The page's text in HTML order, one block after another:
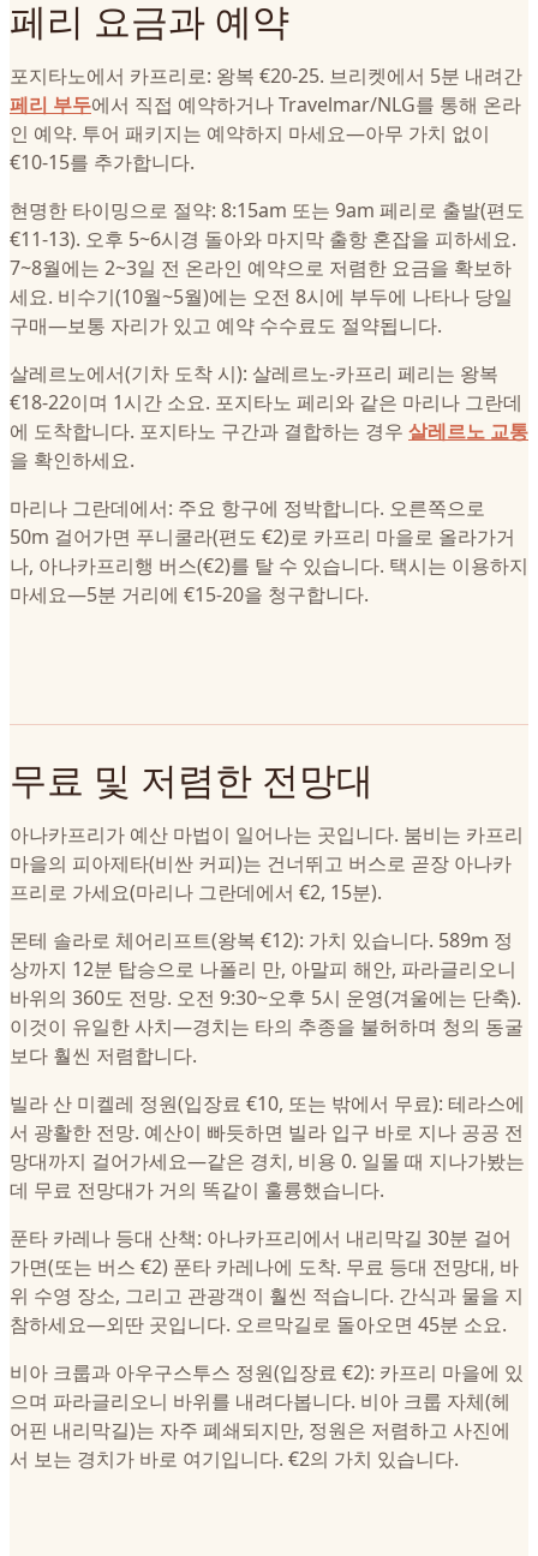
페리 요금과 예약
포지타노에서 카프리로: 왕복 €20-25. 브리켓에서 5분 내려간
페리 부두에서 직접 예약하거나 Travelmar/NLG를 통해 온라
인 예약. 투어 패키지는 예약하지 마세요—아무 가치 없이
€10-15를 추가합니다.
현명한 타이밍으로 절약: 8:15am 또는 9am 페리로 출발(편도
€11-13). 오후 5~6시경 돌아와 마지막 출항 혼잡을 피하세요.
7~8월에는 2~3일 전 온라인 예약으로 저렴한 요금을 확보하
세요. 비수기(10월~5월)에는 오전 8시에 부두에 나타나 당일
구매—보통 자리가 있고 예약 수수료도 절약됩니다.
살레르노에서(기차 도착 시): 살레르노-카프리 페리는 왕복
€18-22이며 1시간 소요. 포지타노 페리와 같은 마리나 그란데
에 도착합니다. 포지타노 구간과 결합하는 경우 살레르노 교통
을 확인하세요.
마리나 그란데에서: 주요 항구에 정박합니다. 오른쪽으로
50m 걸어가면 푸니쿨라(편도 €2)로 카프리 마을로 올라가거
나, 아나카프리행 버스(€2)를 탈 수 있습니다. 택시는 이용하지
마세요—5분 거리에 €15-20을 청구합니다.
무료 및 저렴한 전망대
아나카프리가 예산 마법이 일어나는 곳입니다. 붐비는 카프리
마을의 피아제타(비싼 커피)는 건너뛰고 버스로 곧장 아나카
프리로 가세요(마리나 그란데에서 €2, 15분).
몬테 솔라로 체어리프트(왕복 €12): 가치 있습니다. 589m 정
상까지 12분 탑승으로 나폴리 만, 아말피 해안, 파라글리오니
바위의 360도 전망. 오전 9:30~오후 5시 운영(겨울에는 단축).
이것이 유일한 사치—경치는 타의 추종을 불허하며 청의 동굴
보다 훨씬 저렴합니다.
빌라 산 미켈레 정원(입장료 €10, 또는 밖에서 무료): 테라스에
서 광활한 전망. 예산이 빠듯하면 빌라 입구 바로 지나 공공 전
망대까지 걸어가세요—같은 경치, 비용 0. 일몰 때 지나가봤는
데 무료 전망대가 거의 똑같이 훌륭했습니다.
푼타 카레나 등대 산책: 아나카프리에서 내리막길 30분 걸어
가면(또는 버스 €2) 푼타 카레나에 도착. 무료 등대 전망대, 바
위 수영 장소, 그리고 관광객이 훨씬 적습니다. 간식과 물을 지
참하세요—외딴 곳입니다. 오르막길로 돌아오면 45분 소요.
비아 크룹과 아우구스투스 정원(입장료 €2): 카프리 마을에 있
으며 파라글리오니 바위를 내려다봅니다. 비아 크룹 자체(헤
어핀 내리막길)는 자주 폐쇄되지만, 정원은 저렴하고 사진에
서 보는 경치가 바로 여기입니다. €2의 가치 있습니다.